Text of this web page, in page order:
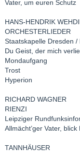
Vater, um euren Schutz
HANS-HENDRIK
ORCHESTERLIEDER
Staatskapelle Dresden
Du Geist, der mich
Mondaufgang
Trost
Hyperion
RICHARD WAGNER
RIENZI
Leipziger
Allmächt’ger Vater, blick
TANNHÄUSER